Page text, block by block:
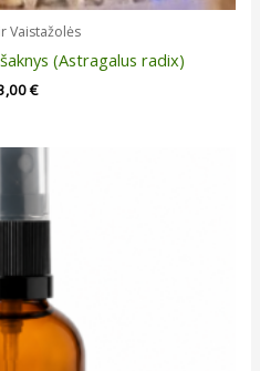
Vaistažolės
(Astragalus radix)
€